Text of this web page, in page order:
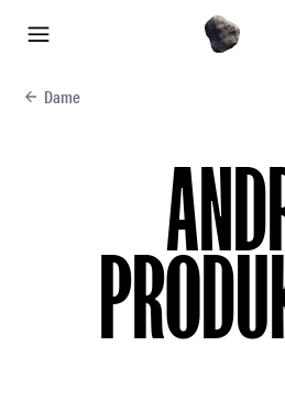
Dame